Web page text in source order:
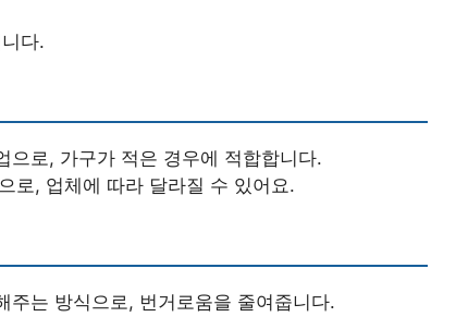
다.
으로, 가구가 적은 경우에 적합합니다.
로, 업체에 따라 달라질 수 있어요.
주는 방식으로, 번거로움을 줄여줍니다.